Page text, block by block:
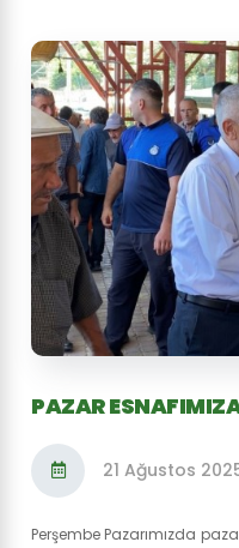
PAZAR
21 Ağustos
Perşembe Pazarımızda